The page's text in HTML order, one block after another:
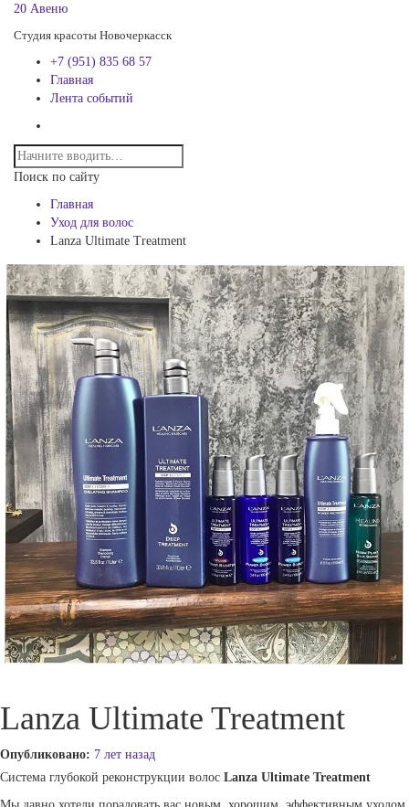
20 Авеню
Студия красоты Новочеркасск
+7 (951) 835 68 57
Главная
Лента событий
Поиск по сайту
Главная
Уход для волос
Lanza Ultimate Treatment
Lanza Ultimate Treatment
Опубликовано: 7 лет назад
Система глубокой реконструкции волос Lanza Ultimate Treatment